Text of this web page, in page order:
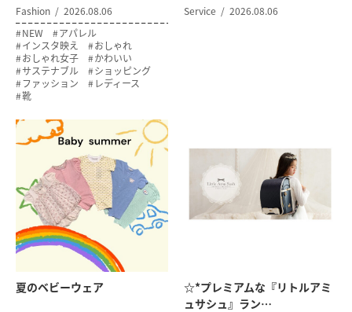
Fashion
2026.08.06
NEW
アパレル
インスタ映え
おしゃれ
おしゃれ女子
かわいい
サステナブル
ショッピング
ファッション
レディース
靴
Service
2026.08.06
夏のベビーウェア
☆*プレミアムな『リトルアミ
ュサシュ』ラン…